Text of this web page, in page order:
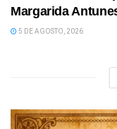
Margarida
5 DE AGOSTO, 2026